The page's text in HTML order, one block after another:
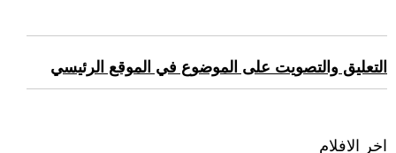
التعليق والتصويت على الموضوع في الموقع الرئيسي
اخر الافلام